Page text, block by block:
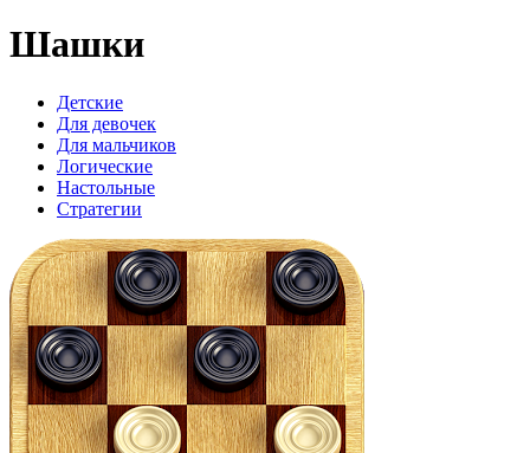
Шашки
Детские
Для девочек
Для мальчиков
Логические
Настольные
Стратегии